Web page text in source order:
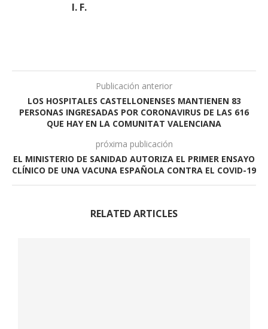
I. F.
Publicación anterior
LOS HOSPITALES CASTELLONENSES MANTIENEN 83
PERSONAS INGRESADAS POR CORONAVIRUS DE LAS 616
QUE HAY EN LA COMUNITAT VALENCIANA
próxima publicación
EL MINISTERIO DE SANIDAD AUTORIZA EL PRIMER ENSAYO
CLÍNICO DE UNA VACUNA ESPAÑOLA CONTRA EL COVID-19
RELATED ARTICLES